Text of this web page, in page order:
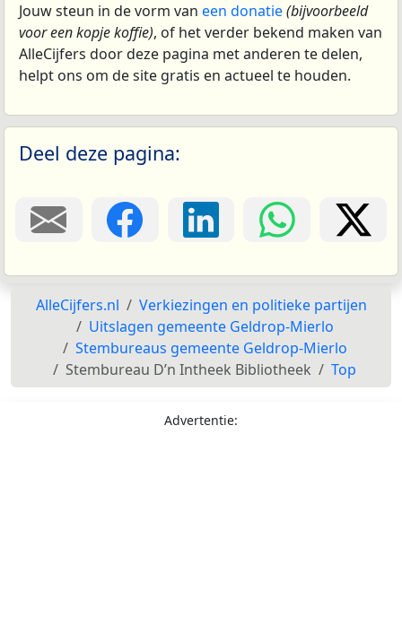
Jouw steun in de vorm van een donatie(bijvoorbeeld
voor een kopje koffie), of het verder bekend maken van
AlleCijfers door deze pagina met anderen te delen,
helpt ons om de site gratis en actueel te houden.
Deel deze pagina:
AlleCijfers.nl
Verkiezingen en politieke partijen
Uitslagen gemeente Geldrop-Mierlo
Stembureaus gemeente Geldrop-Mierlo
Stembureau D’n Intheek Bibliotheek
Top
Advertentie: